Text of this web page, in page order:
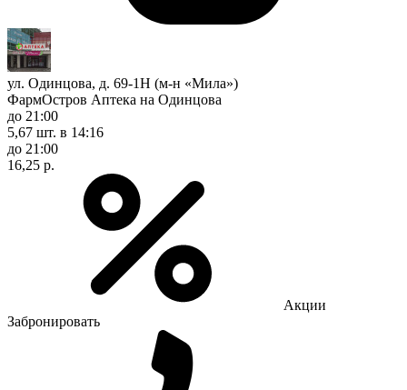
ул. Одинцова, д. 69-1Н (м-н «Мила»)
ФармОстров Аптека на Одинцова
до 21:00
5,67 шт. в 14:16
до 21:00
16,25 р.
Акции
Забронировать